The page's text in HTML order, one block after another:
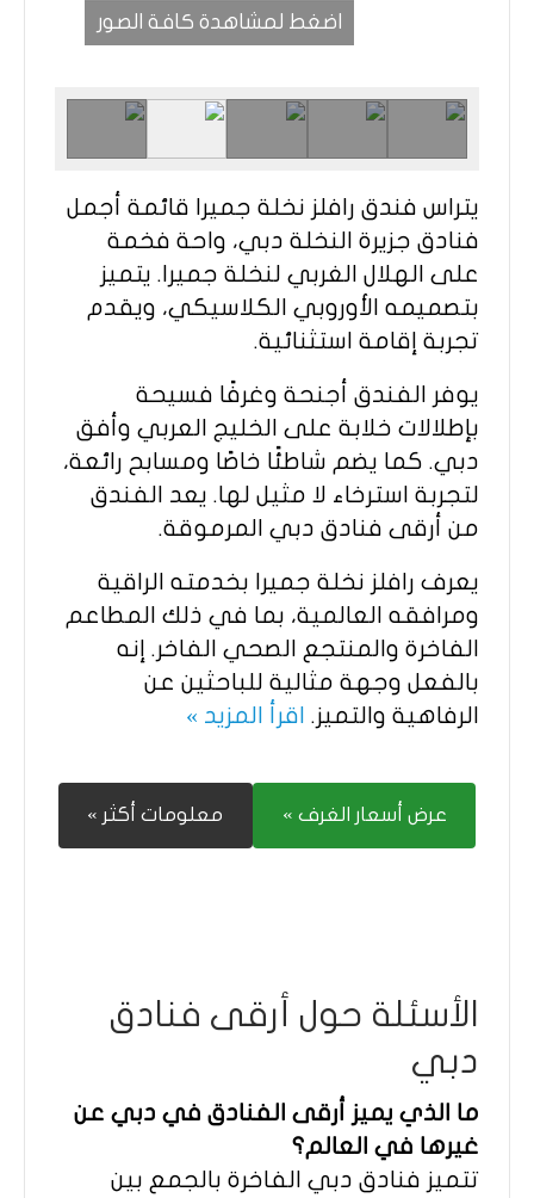
اضغط لمشاهدة كافة الصور
يتراس فندق رافلز نخلة جميرا قائمة أجمل
فنادق جزيرة النخلة دبي، واحة فخمة
على الهلال الغربي لنخلة جميرا. يتميز
بتصميمه الأوروبي الكلاسيكي، ويقدم
تجربة إقامة استثنائية.
يوفر الفندق أجنحة وغرفًا فسيحة
بإطلالات خلابة على الخليج العربي وأفق
دبي. كما يضم شاطئًا خاصًا ومسابح رائعة،
لتجربة استرخاء لا مثيل لها. يعد الفندق
من أرقى فنادق دبي المرموقة.
يعرف رافلز نخلة جميرا بخدمته الراقية
ومرافقه العالمية، بما في ذلك المطاعم
الفاخرة والمنتجع الصحي الفاخر. إنه
بالفعل وجهة مثالية للباحثين عن
الرفاهية والتميز. اقرأ المزيد »
عرض أسعار الغرف » معلومات أكثر »
الأسئلة حول أرقى فنادق
دبي
ما الذي يميز أرقى الفنادق في دبي عن
غيرها في العالم؟
تتميز فنادق دبي الفاخرة بالجمع بين